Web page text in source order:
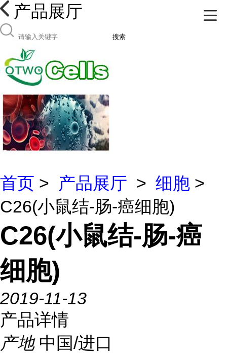
产品展厅
搜索
首页 > 产品展厅 > 细胞 >
C26(小鼠结-肠-癌细胞)
C26(小鼠结-肠-癌
细胞)
2019-11-13
产品详情
产地 中国/进口